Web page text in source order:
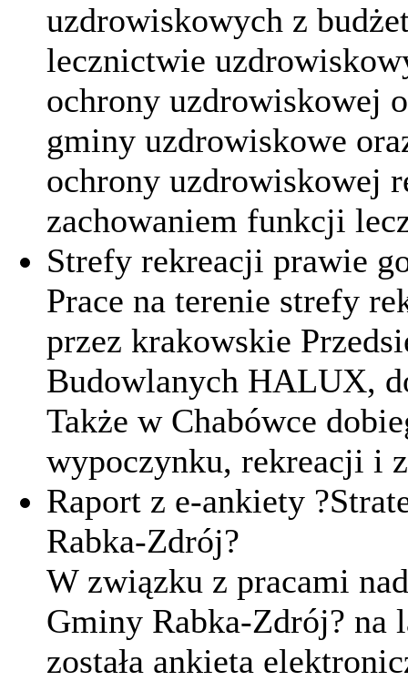
uzdrowiskowych z
lecznictwie
ochrony uzdrowiskowej
gminy uzdrowiskowe
ochrony uzdrowiskowej
zachowaniem funkcji
Strefy rekreacji prawie
Prace na terenie strefy
przez krakowskie
Budowlanych HALUX,
Także w Chabówce
wypoczynku, rekreacji i
Raport z e-ankiety
Rabka-Zdrój?
W związku z pracami
Gminy Rabka-Zdrój? na
została ankieta